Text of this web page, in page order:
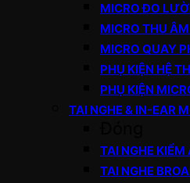
MICRO ĐO
MICRO THU
MICRO QUAY
PHỤ KIỆN HỆ
PHỤ KIỆN
TAI NGHE & IN-EAR
TAI NGHE KIỂM
TAI NGHE